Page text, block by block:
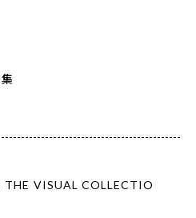
THE VISUAL COLLECTIO